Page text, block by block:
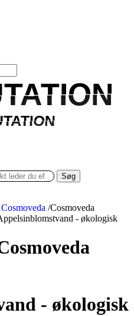
Søg
Cosmoveda /Cosmoveda
- økologisk
- økologisk